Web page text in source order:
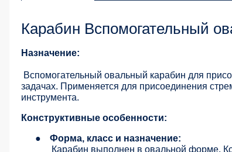
Карабин Вспомогательный
Назначение:
Вспомогательный овальный карабин для
задачах. Применяется для присоединения
инструмента.
Конструктивные особенности:
●
Форма, класс и назначение:
Карабин выполнен в овальной форме.